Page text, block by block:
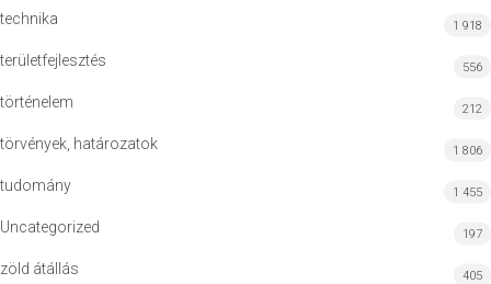
technika 1 918
területfejlesztés 556
történelem 212
törvények, határozatok 1 806
tudomány 1 455
Uncategorized 197
zöld átállás 405